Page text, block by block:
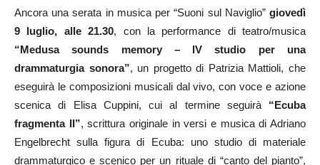
Ancora una serata in musica per “Suoni sul Naviglio” giovedì
9 luglio, alle 21.30, con la performance di teatro/musica
“Medusa sounds memory – IV studio per una
drammaturgia sonora”, un progetto di Patrizia Mattioli, che
eseguirà le composizioni musicali dal vivo, con voce e azione
scenica di Elisa Cuppini, cui al termine seguirà “Ecuba
fragmenta II”, scrittura originale in versi e musica di Adriano
Engelbrecht sulla figura di Ecuba: uno studio di materiale
drammaturgico e scenico per un rituale di “canto del pianto”,